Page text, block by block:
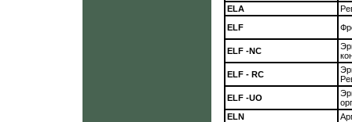
ELA
ELF
ELF -NC
ELF - RC
ELF -UO
ELN